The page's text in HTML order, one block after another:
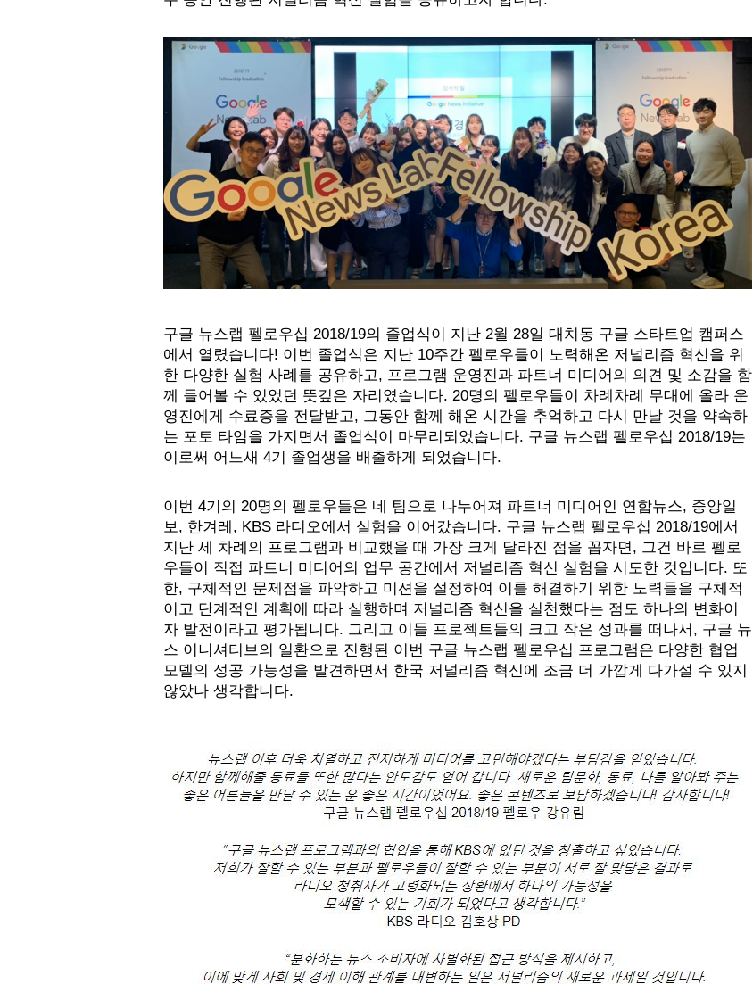
구글 뉴스랩 펠로우십 2018/19의 졸업식이 지난 2월 28일 대치동 구글 스타트업 캠퍼스
에서 열렸습니다! 이번 졸업식은 지난 10주간 펠로우들이 노력해온 저널리즘 혁신을 위
한 다양한 실험 사례를 공유하고, 프로그램 운영진과 파트너 미디어의 의견 및 소감을 함
께 들어볼 수 있었던 뜻깊은 자리였습니다. 20명의 펠로우들이 차례차례 무대에 올라 운
영진에게 수료증을 전달받고, 그동안 함께 해온 시간을 추억하고 다시 만날 것을 약속하
는 포토 타임을 가지면서 졸업식이 마무리되었습니다. 구글 뉴스랩 펠로우십 2018/19는
이로써 어느새 4기 졸업생을 배출하게 되었습니다.
이번 4기의 20명의 펠로우들은 네 팀으로 나누어져 파트너 미디어인 연합뉴스, 중앙일
보, 한겨레, KBS 라디오에서 실험을 이어갔습니다. 구글 뉴스랩 펠로우십 2018/19에서
지난 세 차례의 프로그램과 비교했을 때 가장 크게 달라진 점을 꼽자면, 그건 바로 펠로
우들이 직접 파트너 미디어의 업무 공간에서 저널리즘 혁신 실험을 시도한 것입니다. 또
한, 구체적인 문제점을 파악하고 미션을 설정하여 이를 해결하기 위한 노력들을 구체적
이고 단계적인 계획에 따라 실행하며 저널리즘 혁신을 실천했다는 점도 하나의 변화이
자 발전이라고 평가됩니다. 그리고 이들 프로젝트들의 크고 작은 성과를 떠나서, 구글 뉴
스 이니셔티브의 일환으로 진행된 이번 구글 뉴스랩 펠로우십 프로그램은 다양한 협업
모델의 성공 가능성을 발견하면서 한국 저널리즘 혁신에 조금 더 가깝게 다가설 수 있지
않았나 생각합니다.